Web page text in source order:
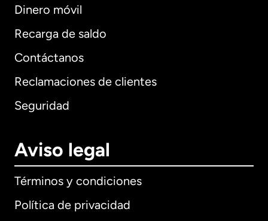
Dinero móvil
Recarga de saldo
Contáctanos
Reclamaciones de clientes
Seguridad
Aviso legal
Términos y condiciones
Política de privacidad